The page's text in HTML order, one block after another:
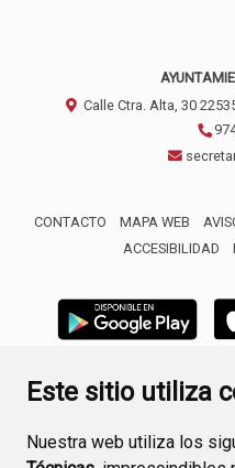
Este sitio utiliza
Nuestra web utiliza los
Calle Ctra. Alta, 30
CONTACTO MAPA WEB
ACCESIBILIDAD